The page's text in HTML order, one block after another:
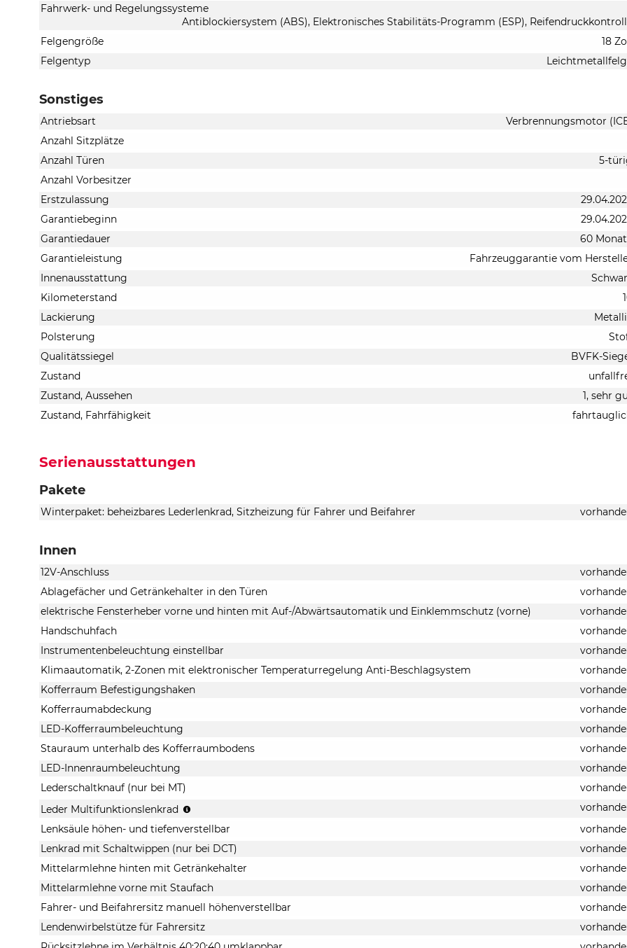
Fahrwerk- und Regelungssysteme
Antiblockiersystem (ABS), Elektronisches Stabilitäts-Programm (ESP),
Felgengröße
18
Felgentyp
Sonstiges
Antriebsart
Verbrennungsmotor
Anzahl Sitzplätze
Anzahl Türen
5-
Anzahl Vorbesitzer
Erstzulassung
Garantiebeginn
Garantiedauer
60
Garantieleistung
Fahrzeuggarantie vom
Innenausstattung
Kilometerstand
Lackierung
Polsterung
Qualitätssiegel
BVFK-
Zustand
Zustand, Aussehen
1, sehr
Zustand, Fahrfähigkeit
Serienausstattungen
Pakete
Winterpaket: beheizbares Lederlenkrad, Sitzheizung für Fahrer und Beifahrer
Innen
12V-Anschluss
Ablagefächer und Getränkehalter in den Türen
elektrische Fensterheber vorne und hinten mit Auf-/Abwärtsautomatik und Einklemmschutz (vorne)
Handschuhfach
Instrumentenbeleuchtung einstellbar
Klimaautomatik, 2-Zonen mit elektronischer Temperaturregelung Anti-Beschlagsystem
Kofferraum Befestigungshaken
Kofferraumabdeckung
LED-Kofferraumbeleuchtung
Stauraum unterhalb des Kofferraumbodens
LED-Innenraumbeleuchtung
Lederschaltknauf (nur bei MT)
Leder Multifunktionslenkrad
Bluetooth
/
Tempomat
Lenksäule höhen- und tiefenverstellbar
Lenkrad mit Schaltwippen (nur bei DCT)
Mittelarmlehne hinten mit Getränkehalter
Mittelarmlehne vorne mit Staufach
Fahrer- und Beifahrersitz manuell höhenverstellbar
Lendenwirbelstütze für Fahrersitz